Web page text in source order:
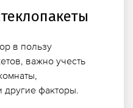
в пользу
важно учесть
другие факторы.